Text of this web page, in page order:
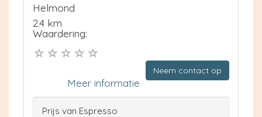
Helmond
2.4 km
Waardering:
Neem contact op
Meer informatie
Prijs van Espresso